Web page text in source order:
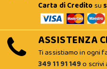
Carta di Creditosu
ASSISTENZA
Ti assistiamo in ogni
349 11 91 149o scrivi